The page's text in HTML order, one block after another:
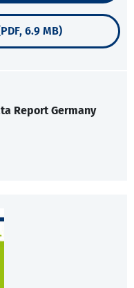
6.9 MB)
Report Germany